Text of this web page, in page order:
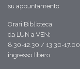
su appuntamento
Orari Biblioteca
da LUN a VEN:
8.30-12.30 / 13.30-17.00
ingresso libero